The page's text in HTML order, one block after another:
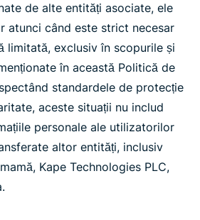
de alte entități asociate, ele
atunci când este strict necesar
limitată, exclusiv în scopurile și
în această Politică de
standardele de protecție
aceste situații nu includ
personale ale utilizatorilor
altor entități, inclusiv
Kape Technologies PLC,